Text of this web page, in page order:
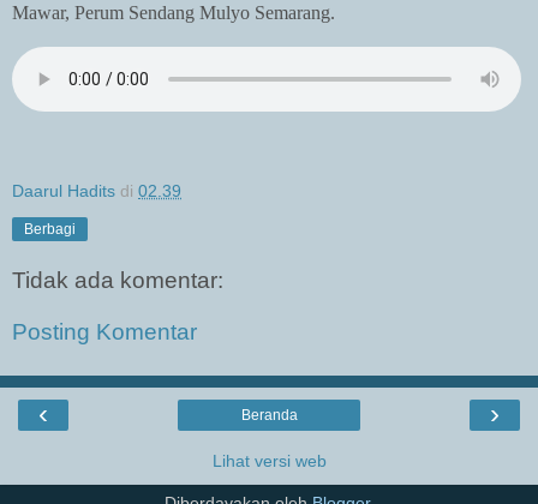
Mawar, Perum Sendang Mulyo Semarang.
Daarul Hadits di 02.39
Berbagi
Tidak ada komentar:
Posting Komentar
‹ ›
Beranda
Lihat versi web